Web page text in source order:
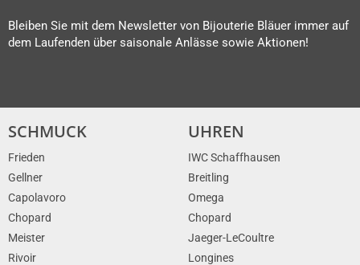
Bleiben Sie mit dem Newsletter von Bijouterie Bläuer immer auf
dem Laufenden über saisonale Anlässe sowie Aktionen!
SCHMUCK
Frieden
Gellner
Capolavoro
Chopard
Meister
Rivoir
UHREN
IWC Schaffhausen
Breitling
Omega
Chopard
Jaeger-LeCoultre
Longines